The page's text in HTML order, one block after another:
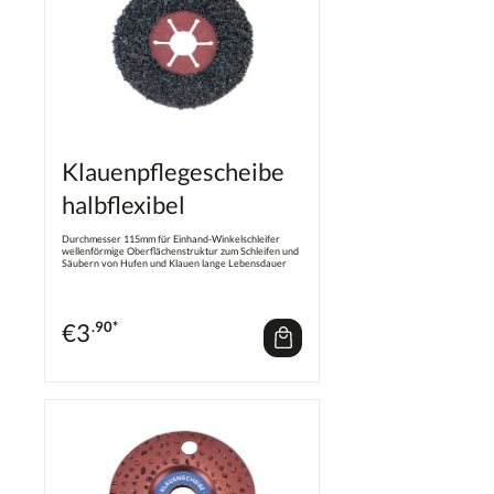
Klauenpflegescheibe
halbflexibel
Durchmesser 115mm für Einhand-Winkelschleifer
wellenförmige Oberflächenstruktur zum Schleifen und
Säubern von Hufen und Klauen lange Lebensdauer
€3.90*